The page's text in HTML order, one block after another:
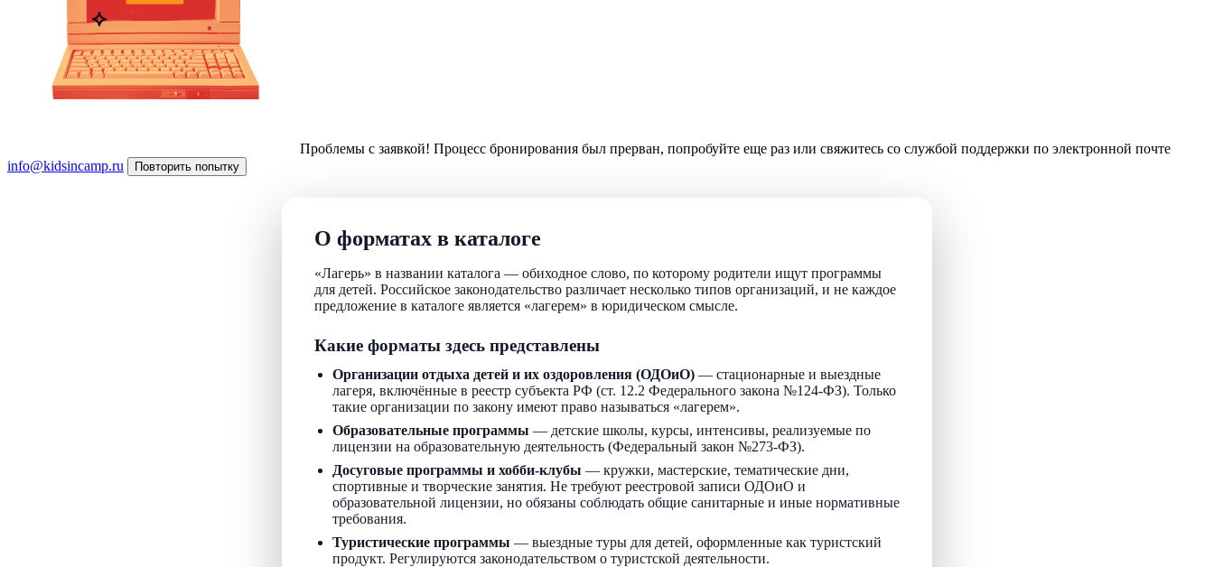
Проблемы с заявкой! Процесс бронирования был прерван, попробуйте еще раз или свяжитесь со службой поддержки по электронной почте
info@kidsincamp.ru
Повторить попытку
О форматах в каталоге
«Лагерь» в названии каталога — обиходное слово, по которому родители ищут программы
для детей. Российское законодательство различает несколько типов организаций, и не каждое
предложение в каталоге является «лагерем» в юридическом смысле.
Какие форматы здесь представлены
Организации отдыха детей и их оздоровления (ОДОиО) — стационарные и выездные
лагеря, включённые в реестр субъекта РФ (ст. 12.2 Федерального закона №124-ФЗ). Только
такие организации по закону имеют право называться «лагерем».
Образовательные программы — детские школы, курсы, интенсивы, реализуемые по
лицензии на образовательную деятельность (Федеральный закон №273-ФЗ).
Досуговые программы и хобби-клубы — кружки, мастерские, тематические дни,
спортивные и творческие занятия. Не требуют реестровой записи ОДОиО и
образовательной лицензии, но обязаны соблюдать общие санитарные и иные нормативные
требования.
Туристические программы — выездные туры для детей, оформленные как туристский
продукт. Регулируются законодательством о туристской деятельности.